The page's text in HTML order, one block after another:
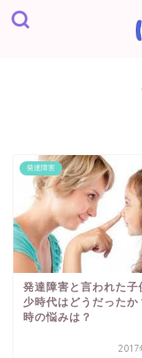
発達障害
発達障害と言われた子
少時代はどうだったか
時の悩みは？
2017